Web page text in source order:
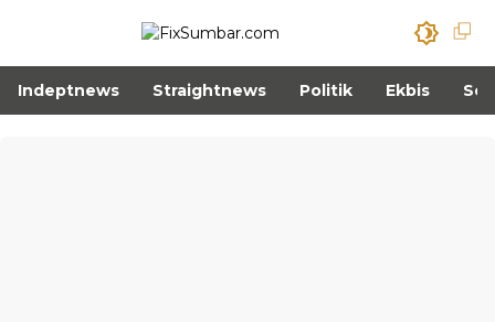
Indeptnews Straightnews Politik Ekbis